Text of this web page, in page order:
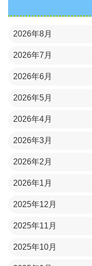
2026年8月
2026年7月
2026年6月
2026年5月
2026年4月
2026年3月
2026年2月
2026年1月
2025年12月
2025年11月
2025年10月